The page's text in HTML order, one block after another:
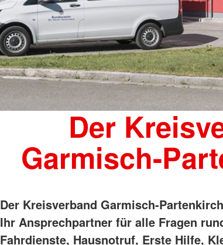
Der
Garmisch-
Der Kreisverband Garmisch-
Ihr Ansprechpartner für alle Fragen
Fahrdienste, Hausnotruf, Erste Hilfe,